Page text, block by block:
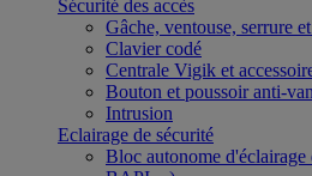
Sécurité des accès
Gâche, ventouse, serrure
Clavier codé
Centrale Vigik et
Bouton et poussoir anti-
Intrusion
Eclairage de sécurité
Bloc autonome